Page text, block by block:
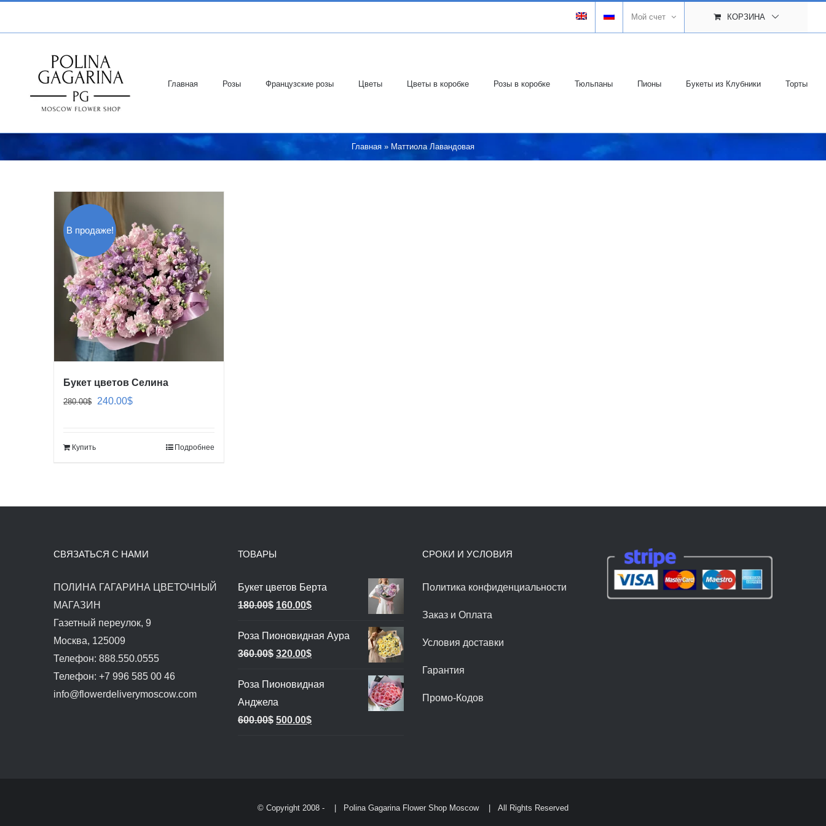
Мой счет КОРЗИНА
Главная Розы Французские розы Цветы Цветы в коробке Розы в коробке Тюльпаны Пионы Букеты из Клубники Торты
Главная » Маттиола Лавандовая
В продаже!
Букет цветов Селина
280.00$
Первоначальная
240.00$Текущая
Купить Подробнее
СВЯЗАТЬСЯ С НАМИ
ПОЛИНА ГАГАРИНА ЦВЕТОЧНЫЙ
МАГАЗИН
Газетный переулок, 9
Москва, 125009
Телефон: 888.550.0555
Телефон: +7 996 585 00 46
info@flowerdeliverymoscow.com
ТОВАРЫ
Букет цветов Берта
180.00$ Первоначальная
составляла
180.00$.
160.00$Текущая
160.00$.
Роза Пионовидная Аура
360.00$ Первоначальная
составляла
360.00$.
320.00$Текущая
320.00$.
Роза Пионовидная
Анджела
600.00$ Первоначальная
500.00$Текущая
СРОКИ И УСЛОВИЯ
Политика конфиденциальности
Заказ и Оплата
Условия доставки
Гарантия
Промо-Кодов
© Copyright 2008 - | Polina Gagarina Flower Shop Moscow | All Rights Reserved